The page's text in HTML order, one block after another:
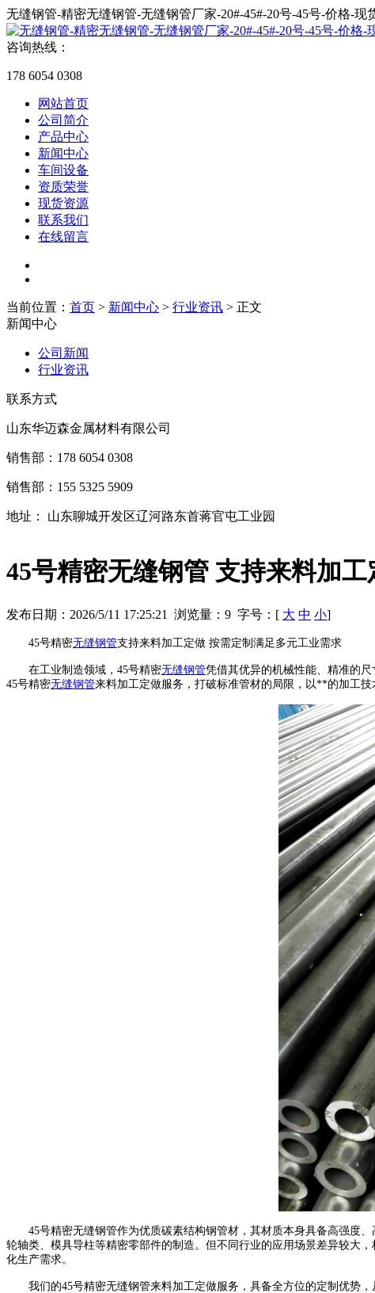
无缝钢管-精密无缝钢管-无缝钢管厂家-20#-45#-20号-45号-价格-现
咨询热线：
178 6054 0308
网站首页
公司简介
产品中心
新闻中心
车间设备
资质荣誉
现货资源
联系我们
在线留言
当前位置： 首页 > 新闻中心 > 行业资讯 > 正文
新闻中心
公司新闻
行业资讯
联系方式
山东华迈森金属材料有限公司
销售部：178 6054 0308
销售部：155 5325 5909
地址： 山东聊城开发区辽河路东首蒋官屯工业园
45号精密无缝钢管 支持来料加工
发布日期：2026/5/11 17:25:21 浏览量： 9 字号：[ 大 中 小]
45号精密无缝钢管支持来料加工定做 按需定制满足多元工业需求
在工业制造领域，45号精密无缝钢管凭借其优异的机械性能、精准的
45号精密无缝钢管来料加工定做服务，打破标准管材的局限，以**的加工
45号精密无缝钢管作为优质碳素结构钢管材，其材质本身具备高强度、
轮轴类、模具导柱等精密零部件的制造。但不同行业的应用场景差异较大
化生产需求。
我们的45号精密无缝钢管来料加工定做服务，具备全方位的定制优势，